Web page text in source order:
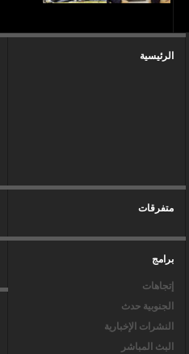
الرئيسية
متفرقات
برامج
إتجاهات
الجنوبية حدث
النشرات الإخبارية
البث المباشر